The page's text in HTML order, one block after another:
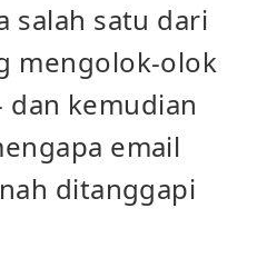
salah satu dari
mengolok-olok
kemudian
email
ditanggapi